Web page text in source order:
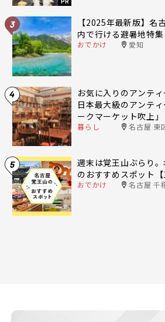
3
【2025年最新版】名
内で行ける避暑地特
おでかけ 愛知
4
お気に入りのアンテ
日本最大級のアンテ
ークマーケット吹上」
暮らし 名古屋 東
5
週末は覚王山ぶらり
のおすすめスポット【
おでかけ 名古屋 千